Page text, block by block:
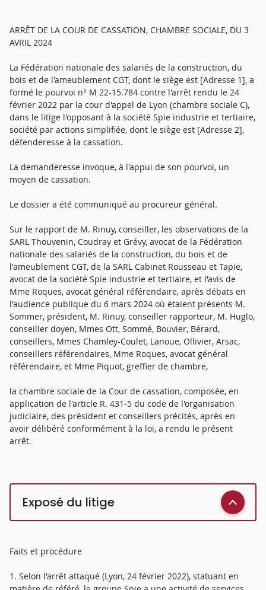
ARRÊT DE LA COUR DE CASSATION, CHAMBRE SOCIALE, DU 3
AVRIL 2024
La Fédération nationale des salariés de la construction, du
bois et de l'ameublement CGT, dont le siège est [Adresse 1], a
formé le pourvoi n° M 22-15.784 contre l'arrêt rendu le 24
février 2022 par la cour d'appel de Lyon (chambre sociale C),
dans le litige l'opposant à la société Spie industrie et tertiaire,
société par actions simplifiée, dont le siège est [Adresse 2],
défenderesse à la cassation.
La demanderesse invoque, à l'appui de son pourvoi, un
moyen de cassation.
Le dossier a été communiqué au procureur général.
Sur le rapport de M. Rinuy, conseiller, les observations de la
SARL Thouvenin, Coudray et Grévy, avocat de la Fédération
nationale des salariés de la construction, du bois et de
l'ameublement CGT, de la SARL Cabinet Rousseau et Tapie,
avocat de la société Spie industrie et tertiaire, et l'avis de
Mme Roques, avocat général référendaire, après débats en
l'audience publique du 6 mars 2024 où étaient présents M.
Sommer, président, M. Rinuy, conseiller rapporteur, M. Huglo,
conseiller doyen, Mmes Ott, Sommé, Bouvier, Bérard,
conseillers, Mmes Chamley-Coulet, Lanoue, Ollivier, Arsac,
conseillers référendaires, Mme Roques, avocat général
référendaire, et Mme Piquot, greffier de chambre,
la chambre sociale de la Cour de cassation, composée, en
application de l'article R. 431-5 du code de l'organisation
judiciaire, des président et conseillers précités, après en
avoir délibéré conformément à la loi, a rendu le présent
arrêt.
Exposé du litige
Faits et procédure
1. Selon l'arrêt attaqué (Lyon, 24 février 2022), statuant en